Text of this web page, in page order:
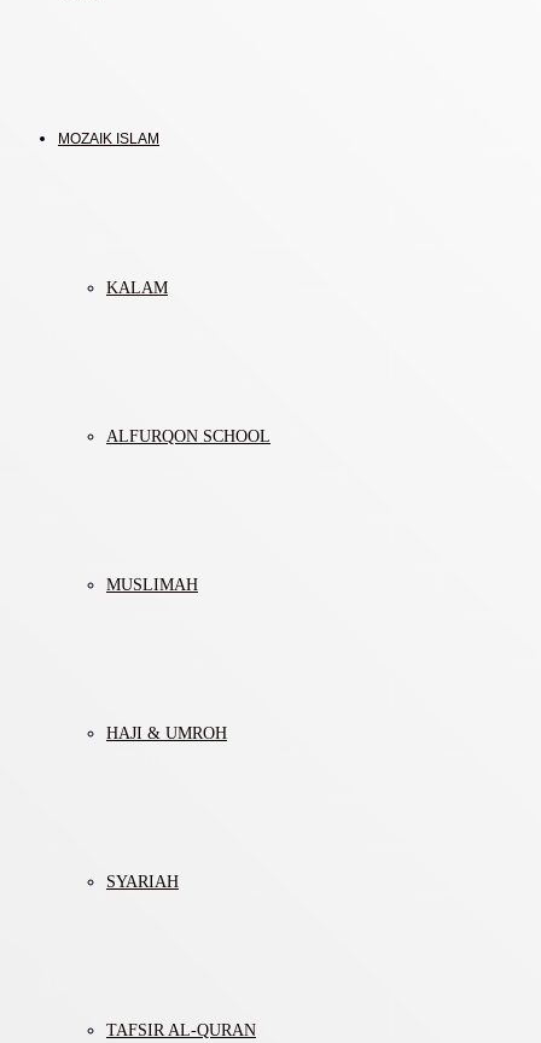
MOZAIK ISLAM
KALAM
ALFURQON SCHOOL
MUSLIMAH
HAJI & UMROH
SYARIAH
TAFSIR AL-QURAN